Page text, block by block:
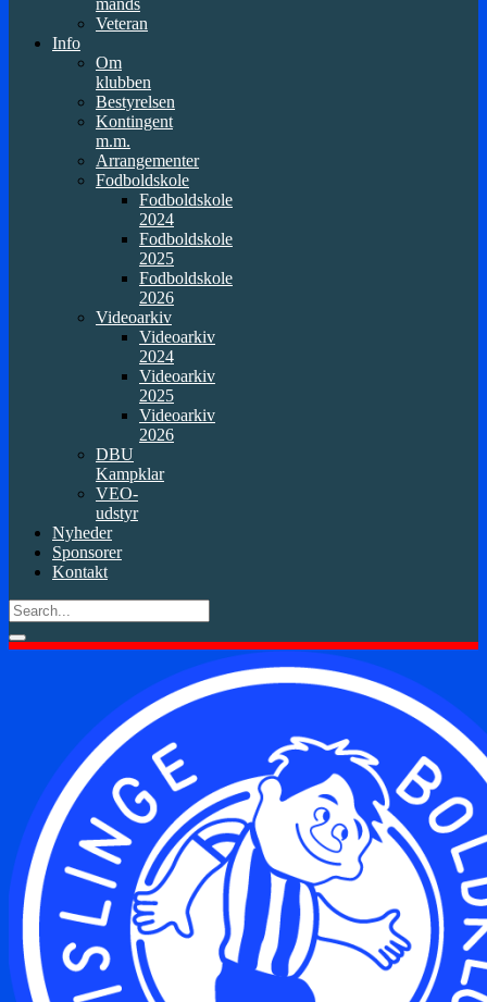
mands
Veteran
Info
Om
klubben
Bestyrelsen
Kontingent
m.m.
Arrangementer
Fodboldskole
Fodboldskole
2024
Fodboldskole
2025
Fodboldskole
2026
Videoarkiv
Videoarkiv
2024
Videoarkiv
2025
Videoarkiv
2026
DBU
Kampklar
VEO-
udstyr
Nyheder
Sponsorer
Kontakt